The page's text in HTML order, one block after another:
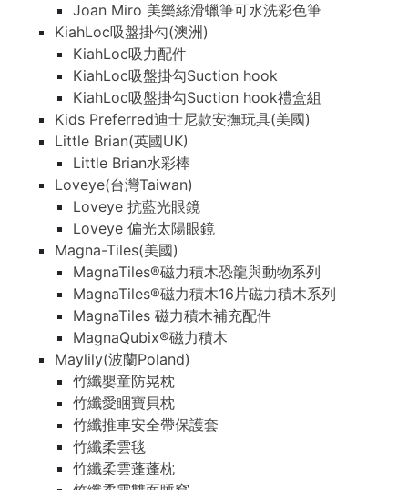
Joan Miro 美樂絲滑蠟筆可水洗彩色筆
KiahLoc吸盤掛勾(澳洲)
KiahLoc吸力配件
KiahLoc吸盤掛勾Suction hook
KiahLoc吸盤掛勾Suction hook禮盒組
Kids Preferred迪士尼款安撫玩具(美國)
Little Brian(英國UK)
Little Brian水彩棒
Loveye(台灣Taiwan)
Loveye 抗藍光眼鏡
Loveye 偏光太陽眼鏡
Magna-Tiles(美國)
MagnaTiles®磁力積木恐龍與動物系列
MagnaTiles®磁力積木16片磁力積木系列
MagnaTiles 磁力積木補充配件
MagnaQubix®磁力積木
Maylily(波蘭Poland)
竹纖嬰童防晃枕
竹纖愛睏寶貝枕
竹纖推車安全帶保護套
竹纖柔雲毯
竹纖柔雲蓬蓬枕